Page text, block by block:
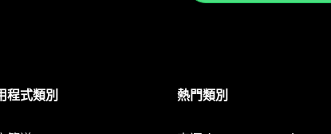
程式類別 熱門類別